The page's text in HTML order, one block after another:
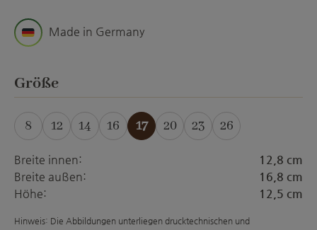
Made in Germany
Größeauswählen
8
(Diese Option ist zurzeit nicht verfügbar.)
12
(Diese Option ist zurzeit nicht verfügbar.)
14
(Diese Option ist zurzeit nicht
16
(Diese Option ist zurzeit nicht
17 20
(Diese Option ist
23
(Diese Option ist
26
(Diese Option
Breite innen:
12,8 cm
Breite außen:
16,8 cm
Höhe:
12,5 cm
Hinweis: Die Abbildungen unterliegen drucktechnischen und